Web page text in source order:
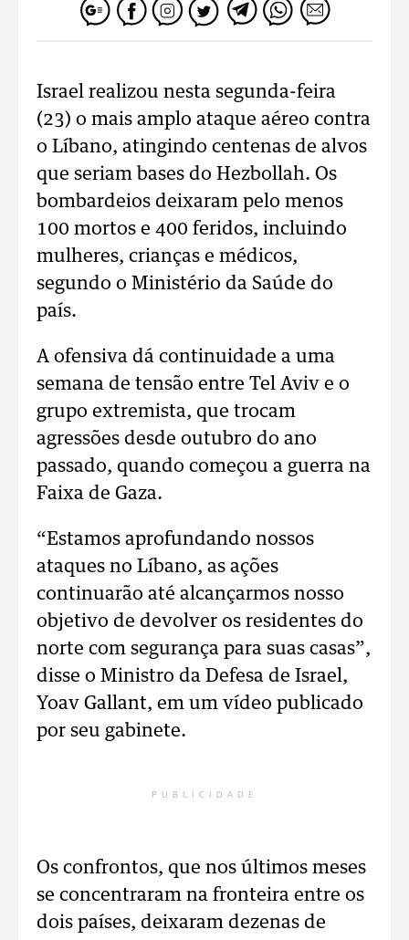
Israel realizou nesta segunda-feira
(23) o mais amplo ataque aéreo contra
o Líbano, atingindo centenas de alvos
que seriam bases do Hezbollah. Os
bombardeios deixaram pelo menos
100 mortos e 400 feridos, incluindo
mulheres, crianças e médicos,
segundo o Ministério da Saúde do
país.
A ofensiva dá continuidade a uma
semana de tensão entre Tel Aviv e o
grupo extremista, que trocam
agressões desde outubro do ano
passado, quando começou a guerra na
Faixa de Gaza.
“Estamos aprofundando nossos
ataques no Líbano, as ações
continuarão até alcançarmos nosso
objetivo de devolver os residentes do
norte com segurança para suas casas”,
disse o Ministro da Defesa de Israel,
Yoav Gallant, em um vídeo publicado
por seu gabinete.
PUBLICIDADE
Os confrontos, que nos últimos meses
se concentraram na fronteira entre os
dois países, deixaram dezenas de